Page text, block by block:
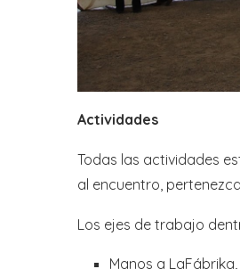
Actividades
Todas las actividades
al encuentro,
Los ejes de trabajo
Manos a